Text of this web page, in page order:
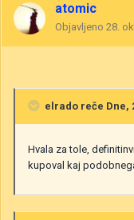
atomic
Objavljeno 28.
elrado reče Dne,
Hvala za tole,
kupoval kaj